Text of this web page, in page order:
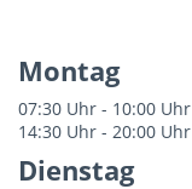
Montag
07:30 Uhr - 10:00 Uhr
14:30 Uhr - 20:00 Uhr
Dienstag